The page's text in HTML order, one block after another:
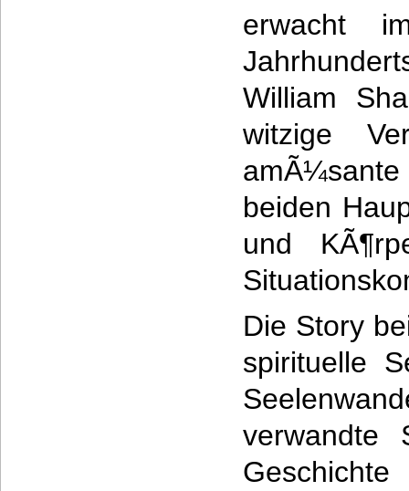
erwacht
William
witzige
amÃ¼sante
beiden
und
Die Story
spirituelle
verwandte